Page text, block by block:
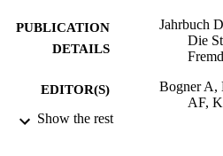
PUBLICATION
DETAILS
Jahrbuch
Die
EDITOR(S)
Bogner A,
AF,
Show the rest